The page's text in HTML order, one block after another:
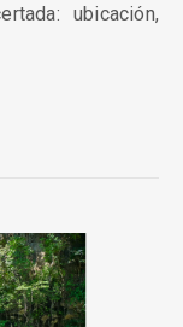
ubicación,